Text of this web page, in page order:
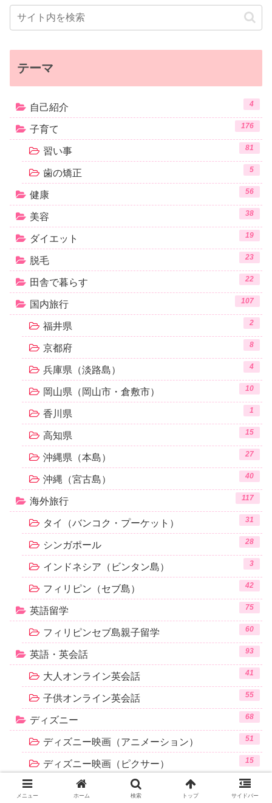
テーマ
自己紹介 4
子育て 176
習い事 81
歯の矯正 5
健康 56
美容 38
ダイエット 19
脱毛 23
田舎で暮らす 22
国内旅行 107
福井県 2
京都府 8
兵庫県（淡路島） 4
岡山県（岡山市・倉敷市） 10
香川県 1
高知県 15
沖縄県（本島） 27
沖縄（宮古島） 40
海外旅行 117
タイ（バンコク・プーケット） 31
シンガポール 28
インドネシア（ビンタン島） 3
フィリピン（セブ島） 42
英語留学 75
フィリピンセブ島親子留学 60
英語・英会話 93
大人オンライン英会話 41
子供オンライン英会話 55
ディズニー 68
ディズニー映画（アニメーション） 51
ディズニー映画（ピクサー） 15
ディズニー映画（実写） 9
メニュー ホーム 検索 トップ サイドバー